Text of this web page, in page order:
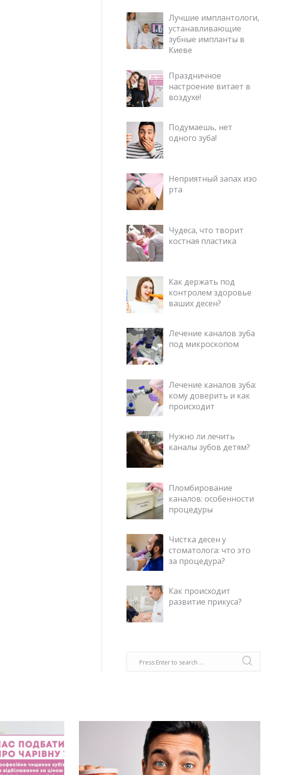
Лучшие имплантологи,
устанавливающие
зубные импланты в
Киеве
Праздничное
настроение витает в
воздухе!
Подумаешь, нет
одного зуба!
Неприятный запах изо
рта
Чудеса, что творит
костная пластика
Как держать под
контролем здоровье
ваших десен?
Лечение каналов зуба
под микроскопом
Лечение каналов зуба:
кому доверить и как
происходит
Нужно ли лечить
каналы зубов детям?
Пломбирование
каналов: особенности
процедуры
Чистка десен у
стоматолога: что это
за процедура?
Как происходит
развитие прикуса?
стран СНГ, у
в возрасте
хотя бы один
Об этом не принято говорить, но, к
сожалению, это не только медицинская
проблема, но и социальная.